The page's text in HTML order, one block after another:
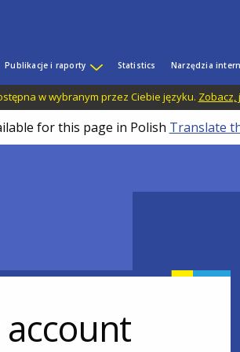
Publikacje i raporty Statistics Narzędzia
w wybranym przez Ciebie języku. Zobacz,
for this page in Polish Translate